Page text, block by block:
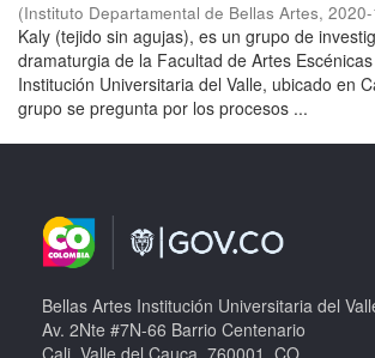
(Instituto Departamental de Bellas Artes,
Kaly (tejido sin agujas), es un grupo de
dramaturgia de la Facultad de Artes
Institución Universitaria del Valle, ubicado en
grupo se pregunta por los procesos ...
Bellas Artes Institución Universitaria del
Av. 2Nte #7N-66 Barrio Centenario
Cali, Valle del Cauca, 760001, CO